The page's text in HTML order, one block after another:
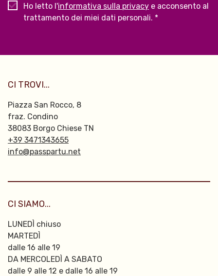
Ho letto l'informativa sulla privacy e acconsento al
trattamento dei miei dati personali. *
CI TROVI...
Piazza San Rocco, 8
fraz. Condino
38083 Borgo Chiese TN
+39 3471343655
info@passpartu.net
CI SIAMO...
LUNEDÌ chiuso
MARTEDÌ
dalle 16 alle 19
DA MERCOLEDÌ A SABATO
dalle 9 alle 12 e dalle 16 alle 19